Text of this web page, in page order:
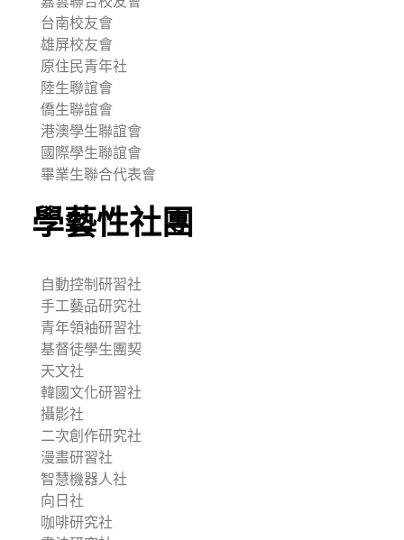
台南校友會
雄屏校友會
原住民青年社
陸生聯誼會
僑生聯誼會
港澳學生聯誼會
國際學生聯誼會
畢業生聯合代表會
學藝性社團
自動控制研習社
手工藝品研究社
青年領袖研習社
基督徒學生團契
天文社
韓國文化研習社
攝影社
二次創作研究社
漫畫研習社
智慧機器人社
向日社
咖啡研究社